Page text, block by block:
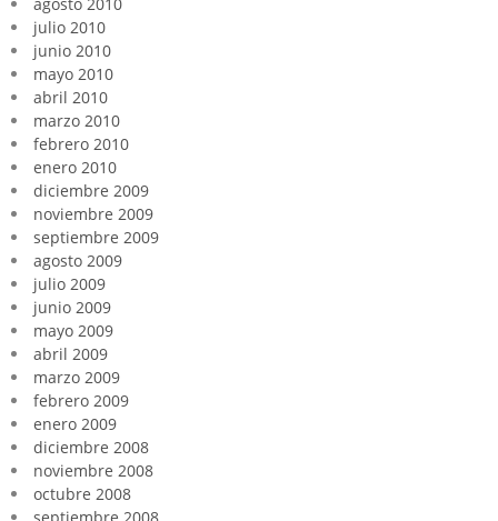
julio 2010
junio 2010
mayo 2010
abril 2010
marzo 2010
febrero 2010
enero 2010
diciembre 2009
noviembre 2009
septiembre 2009
agosto 2009
julio 2009
junio 2009
mayo 2009
abril 2009
marzo 2009
febrero 2009
enero 2009
diciembre 2008
noviembre 2008
octubre 2008